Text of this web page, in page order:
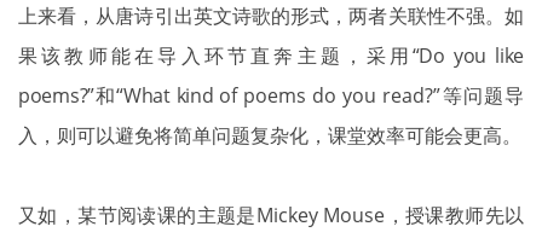
上来看，从唐诗引出英文诗歌的形式，两者关联性不强。如
果该教师能在导入环节直奔主 题，采用“Do you like
poems?”和“What kind ofpoems do you read?”等问题导
入，则可以避免将简单问题复杂化，课堂效率可能会更高。
又如，某节阅读课的主题是Mickey Mouse，授课教师先以